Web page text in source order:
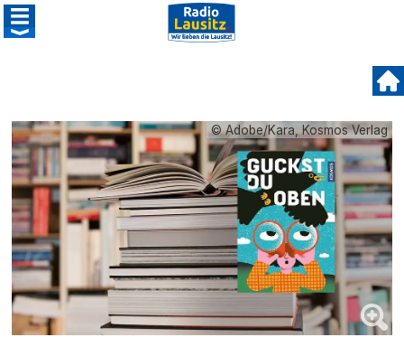
© Adobe/Kara, Kosmos Verlag